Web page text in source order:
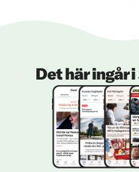
Det här ingår